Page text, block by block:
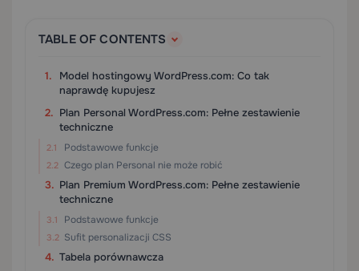
TABLE OF CONTENTS
Model hostingowy WordPress.com: Co tak
naprawdę kupujesz
Plan Personal WordPress.com: Pełne zestawienie
techniczne
Podstawowe funkcje
Czego plan Personal nie może robić
Plan Premium WordPress.com: Pełne zestawienie
techniczne
Podstawowe funkcje
Sufit personalizacji CSS
Tabela porównawcza